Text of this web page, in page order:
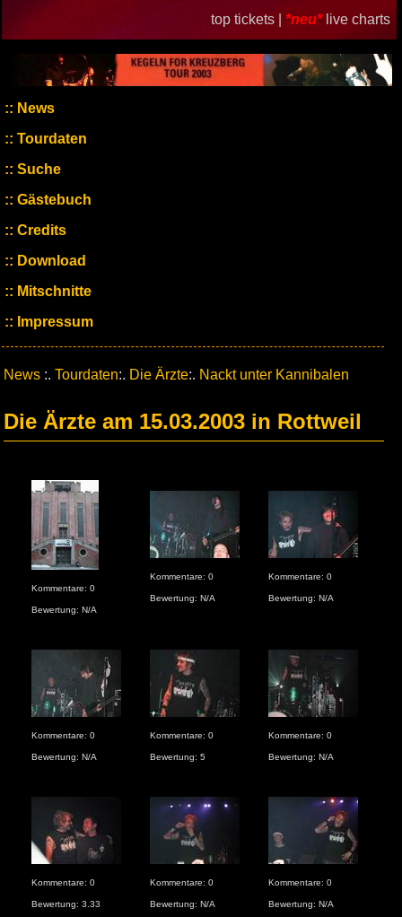
top tickets | *neu* live charts
News
Tourdaten
Suche
Gästebuch
Credits
Download
Mitschnitte
Impressum
News :. Tourdaten:. Die Ärzte:. Nackt unter Kannibalen
Die Ärzte am 15.03.2003 in Rottweil
Kommentare: 0
Bewertung: N/A
Kommentare: 0
Bewertung: N/A
Kommentare: 0
Bewertung: N/A
Kommentare: 0
Bewertung: N/A
Kommentare: 0
Bewertung: 5
Kommentare: 0
Bewertung: N/A
Kommentare: 0
Bewertung: 3.33
Kommentare: 0
Bewertung: N/A
Kommentare: 0
Bewertung: N/A